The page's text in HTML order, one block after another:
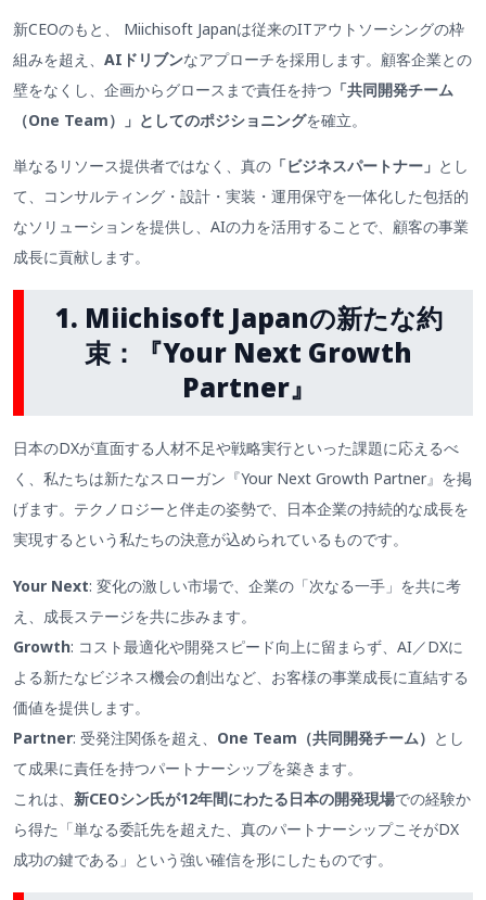
新CEOのもと、 Miichisoft Japanは従来のITアウトソーシングの枠
組みを超え、 AIドリブンなアプローチを採用します。顧客企業との
壁をなくし、企画からグロースまで責任を持つ 「共同開発チーム
（One Team）」としてのポジショニングを確立。
単なるリソース提供者ではなく、真の 「ビジネスパートナー」 とし
て、コンサルティング・設計・実装・運用保守を一体化した包括的
なソリューションを提供し、AIの力を活用することで、顧客の事業
成長に貢献します。
1. Miichisoft Japanの新たな約
束：『Your Next Growth
Partner』
日本のDXが直面する人材不足や戦略実行といった課題に応えるべ
く、私たちは新たなスローガン『Your Next Growth Partner』を掲
げます。テクノロジーと伴走の姿勢で、日本企業の持続的な成長を
実現するという私たちの決意が込められているものです。
Your Next: 変化の激しい市場で、企業の「次なる一手」を共に考
え、成長ステージを共に歩みます。
Growth: コスト最適化や開発スピード向上に留まらず、AI／DXに
よる新たなビジネス機会の創出など、お客様の事業成長に直結する
価値を提供します。
Partner: 受発注関係を超え、 One Team（共同開発チーム） とし
て成果に責任を持つパートナーシップを築きます。
これは、 新CEOシン氏が12年間にわたる日本の開発現場での経験か
ら得た「単なる委託先を超えた、真のパートナーシップこそがDX
成功の鍵である」という強い確信を形にしたものです。